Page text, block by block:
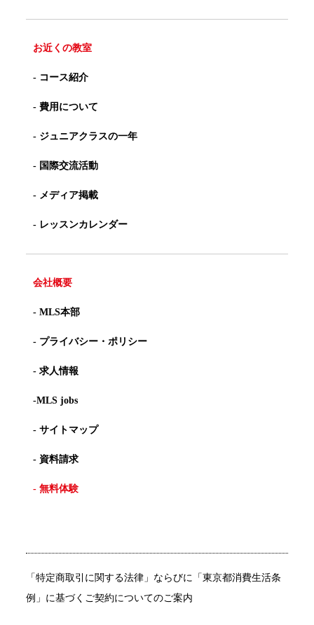
お近くの教室
- コース紹介
- 費用について
- ジュニアクラスの一年
- 国際交流活動
- メディア掲載
- レッスンカレンダー
会社概要
- MLS本部
- プライバシー・ポリシー
- 求人情報
-MLS jobs
- サイトマップ
- 資料請求
- 無料体験
「特定商取引に関する法律」ならびに「東京都消費生活条
例」に基づくご契約についてのご案内